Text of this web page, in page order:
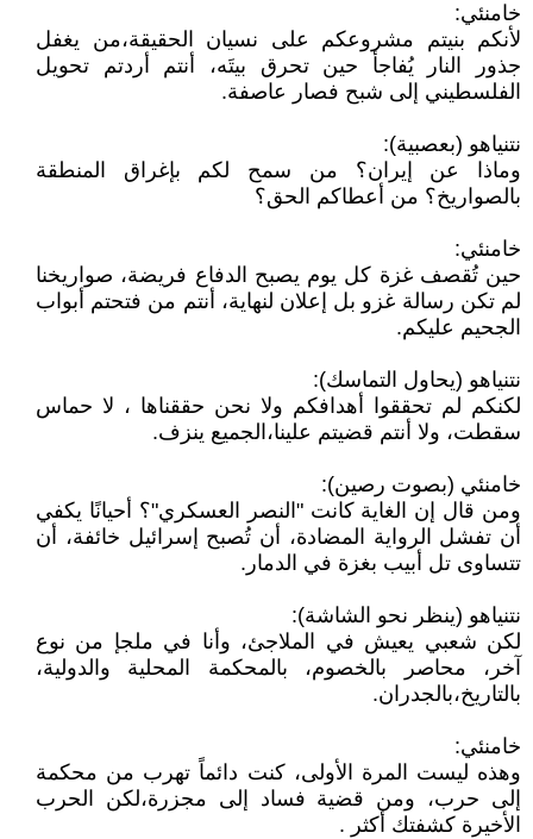
خامنئي:
لأنكم بنيتم مشروعكم على نسيان الحقيقة،من يغفل
جذور النار يُفاجأ حين تحرق بيتَه، أنتم أردتم تحويل
الفلسطيني إلى شبح فصار عاصفة.
نتنياهو (بعصبية):
وماذا عن إيران؟ من سمح لكم بإغراق المنطقة
بالصواريخ؟ من أعطاكم الحق؟
خامنئي:
حين تُقصف غزة كل يوم يصبح الدفاع فريضة، صواريخنا
لم تكن رسالة غزو بل إعلان لنهاية، أنتم من فتحتم أبواب
الجحيم عليكم.
نتنياهو (يحاول التماسك):
لكنكم لم تحققوا أهدافكم ولا نحن حققناها ، لا حماس
سقطت، ولا أنتم قضيتم علينا،الجميع ينزف.
خامنئي (بصوت رصين):
ومن قال إن الغاية كانت "النصر العسكري"؟ أحيانًا يكفي
أن تفشل الرواية المضادة، أن تُصبح إسرائيل خائفة، أن
تتساوى تل أبيب بغزة في الدمار.
نتنياهو (ينظر نحو الشاشة):
لكن شعبي يعيش في الملاجئ، وأنا في ملجإ من نوع
آخر، محاصر بالخصوم، بالمحكمة المحلية والدولية،
بالتاريخ،بالجدران.
خامنئي:
وهذه ليست المرة الأولى، كنت دائماً تهرب من محكمة
إلى حرب، ومن قضية فساد إلى مجزرة،لكن الحرب
الأخيرة كشفتك أكثر .